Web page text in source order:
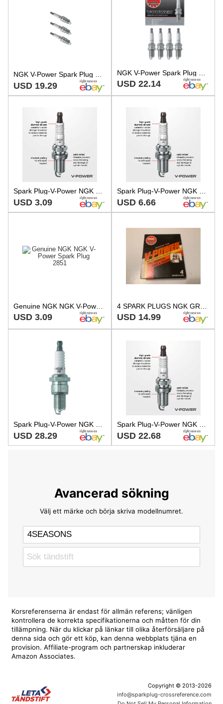
NGK V-Power Spark Plug GR5 3 Pack
USD 19.29 USD 22.14
Spark Plug-V-Power NGK 2851
USD 3.09
Spark Plug-V-Power NGK 2851 NGK STOCK NUMBERS 2851
USD 6.66
Genuine NGK NGK V-Power Spark Plug 2851
USD 3.09 USD 14.99
Spark Plug-V-Power NGK 2851
USD 28.29
Spark Plug-V-Power NGK 2851
USD 22.68
Avancerad sökning
Välj ett märke och börja skriva modellnumret.
Korsreferenserna är endast för allmän referens; vänligen
kontrollera de korrekta specifikationerna och måtten för din
tillämpning. När du klickar på länkar till olika återförsäljare på
denna sida och gör ett köp, kan denna webbplats tjäna en
provision. Affiliate-program och partnerskap inkluderar
Amazon Associates.
Copyright © 2013-2026
info@sparkplug-crossreference.com